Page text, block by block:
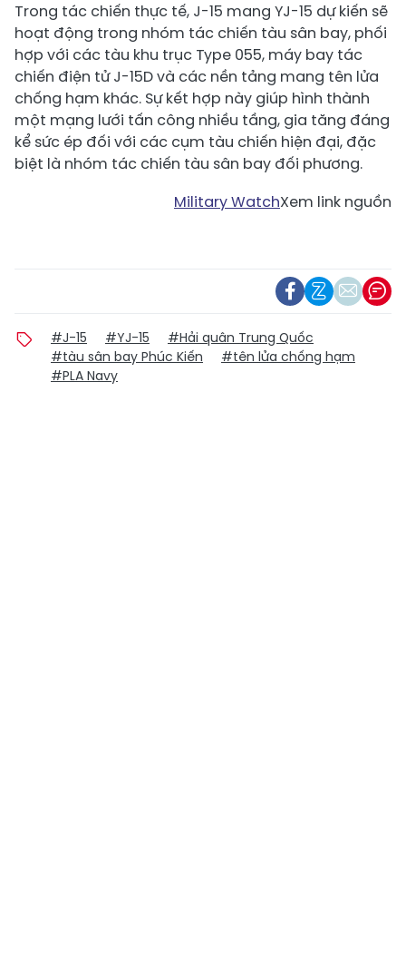
Trong tác chiến thực tế, J-15 mang YJ-15 dự kiến sẽ
hoạt động trong nhóm tác chiến tàu sân bay, phối
hợp với các tàu khu trục Type 055, máy bay tác
chiến điện tử J-15D và các nền tảng mang tên lửa
chống hạm khác. Sự kết hợp này giúp hình thành
một mạng lưới tấn công nhiều tầng, gia tăng đáng
kể sức ép đối với các cụm tàu chiến hiện đại, đặc
biệt là nhóm tác chiến tàu sân bay đối phương.
Military WatchXem link nguồn
#J-15 #YJ-15
#Hải quân Trung Quốc
#tàu sân bay Phúc Kiến
#tên lửa chống hạm
#PLA Navy